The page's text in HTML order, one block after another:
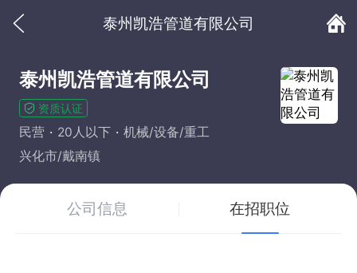
泰州凯浩管道有限公司
泰州凯浩管道有限公司
资质认证
民营 20人以下
机械/设备/重工
兴化市/戴南镇
公司信息 在招职位